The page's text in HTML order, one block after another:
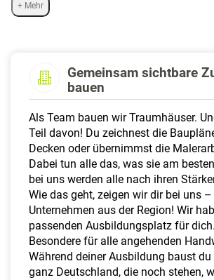
+ Mehr
Gemeinsam sichtbare
bauen
Als Team bauen wir Traumhäuser.
Teil davon! Du zeichnest die
Decken oder übernimmst die
Dabei tun alle das, was sie am
bei uns werden alle nach ihren
Wie das geht, zeigen wir dir bei uns
Unternehmen aus der Region! Wir
passenden Ausbildungsplatz für
Besondere für alle angehenden
Während deiner Ausbildung baust du
ganz Deutschland, die noch stehen,